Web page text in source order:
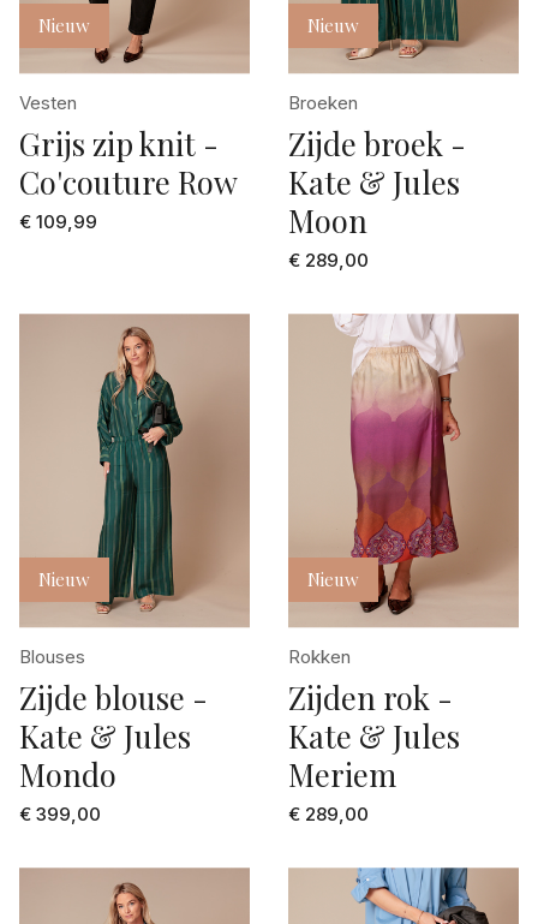
Nieuw
Vesten
Grijs zip knit -
Co'couture Row
€ 109,99
Nieuw
Broeken
Zijde broek -
Kate & Jules
Moon
€ 289,00
Nieuw
Blouses
Zijde blouse -
Kate & Jules
Mondo
€ 399,00
Nieuw
Rokken
Zijden rok -
Kate & Jules
Meriem
€ 289,00